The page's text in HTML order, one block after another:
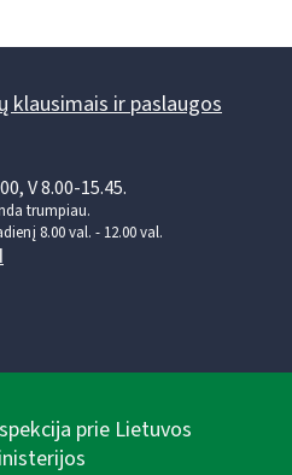
klausimais ir paslaugos
V 8.00-15.45.
trumpiau.
8.00 val. - 12.00 val.
prie Lietuvos